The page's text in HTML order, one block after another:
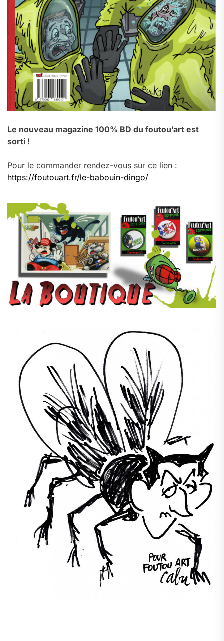
Le nouveau magazine 100% BD du foutou’art est
sorti !
Pour le commander rendez-vous sur ce lien :
https://foutouart.fr/le-babouin-dingo/